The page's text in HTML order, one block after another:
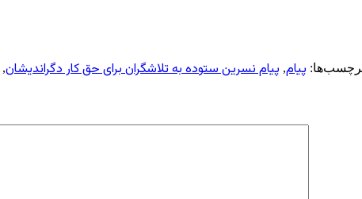
پیام, پیام نسرین ستوده به تلاشگران برای حق کار دگراندیشان,